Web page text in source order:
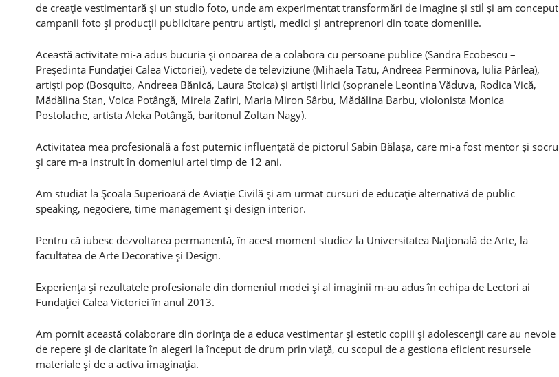
de creaţie vestimentară şi un studio foto, unde am experimentat transformări de imagine şi stil şi am conceput
campanii foto şi producţii publicitare pentru artişti, medici şi antreprenori din toate domeniile.
Această activitate mi-a adus bucuria şi onoarea de a colabora cu persoane publice (Sandra Ecobescu –
Preşedinta Fundaţiei Calea Victoriei), vedete de televiziune (Mihaela Tatu, Andreea Perminova, Iulia Pârlea),
artişti pop (Bosquito, Andreea Bănică, Laura Stoica) şi artişti lirici (sopranele Leontina Văduva, Rodica Vică,
Mădălina Stan, Voica Potângă, Mirela Zafiri, Maria Miron Sârbu, Mădălina Barbu, violonista Monica
Postolache, artista Aleka Potângă, baritonul Zoltan Nagy).
Activitatea mea profesională a fost puternic influenţată de pictorul Sabin Bălaşa, care mi-a fost mentor şi socru
şi care m-a instruit în domeniul artei timp de 12 ani.
Am studiat la Şcoala Superioară de Aviaţie Civilă şi am urmat cursuri de educaţie alternativă de public
speaking, negociere, time management şi design interior.
Pentru că iubesc dezvoltarea permanentă, în acest moment studiez la Universitatea Naţională de Arte, la
facultatea de Arte Decorative şi Design.
Experienţa şi rezultatele profesionale din domeniul modei şi al imaginii m-au adus în echipa de Lectori ai
Fundaţiei Calea Victoriei în anul 2013.
Am pornit această colaborare din dorinţa de a educa vestimentar şi estetic copiii şi adolescenţii care au nevoie
de repere şi de claritate în alegeri la început de drum prin viaţă, cu scopul de a gestiona eficient resursele
materiale şi de a activa imaginaţia.